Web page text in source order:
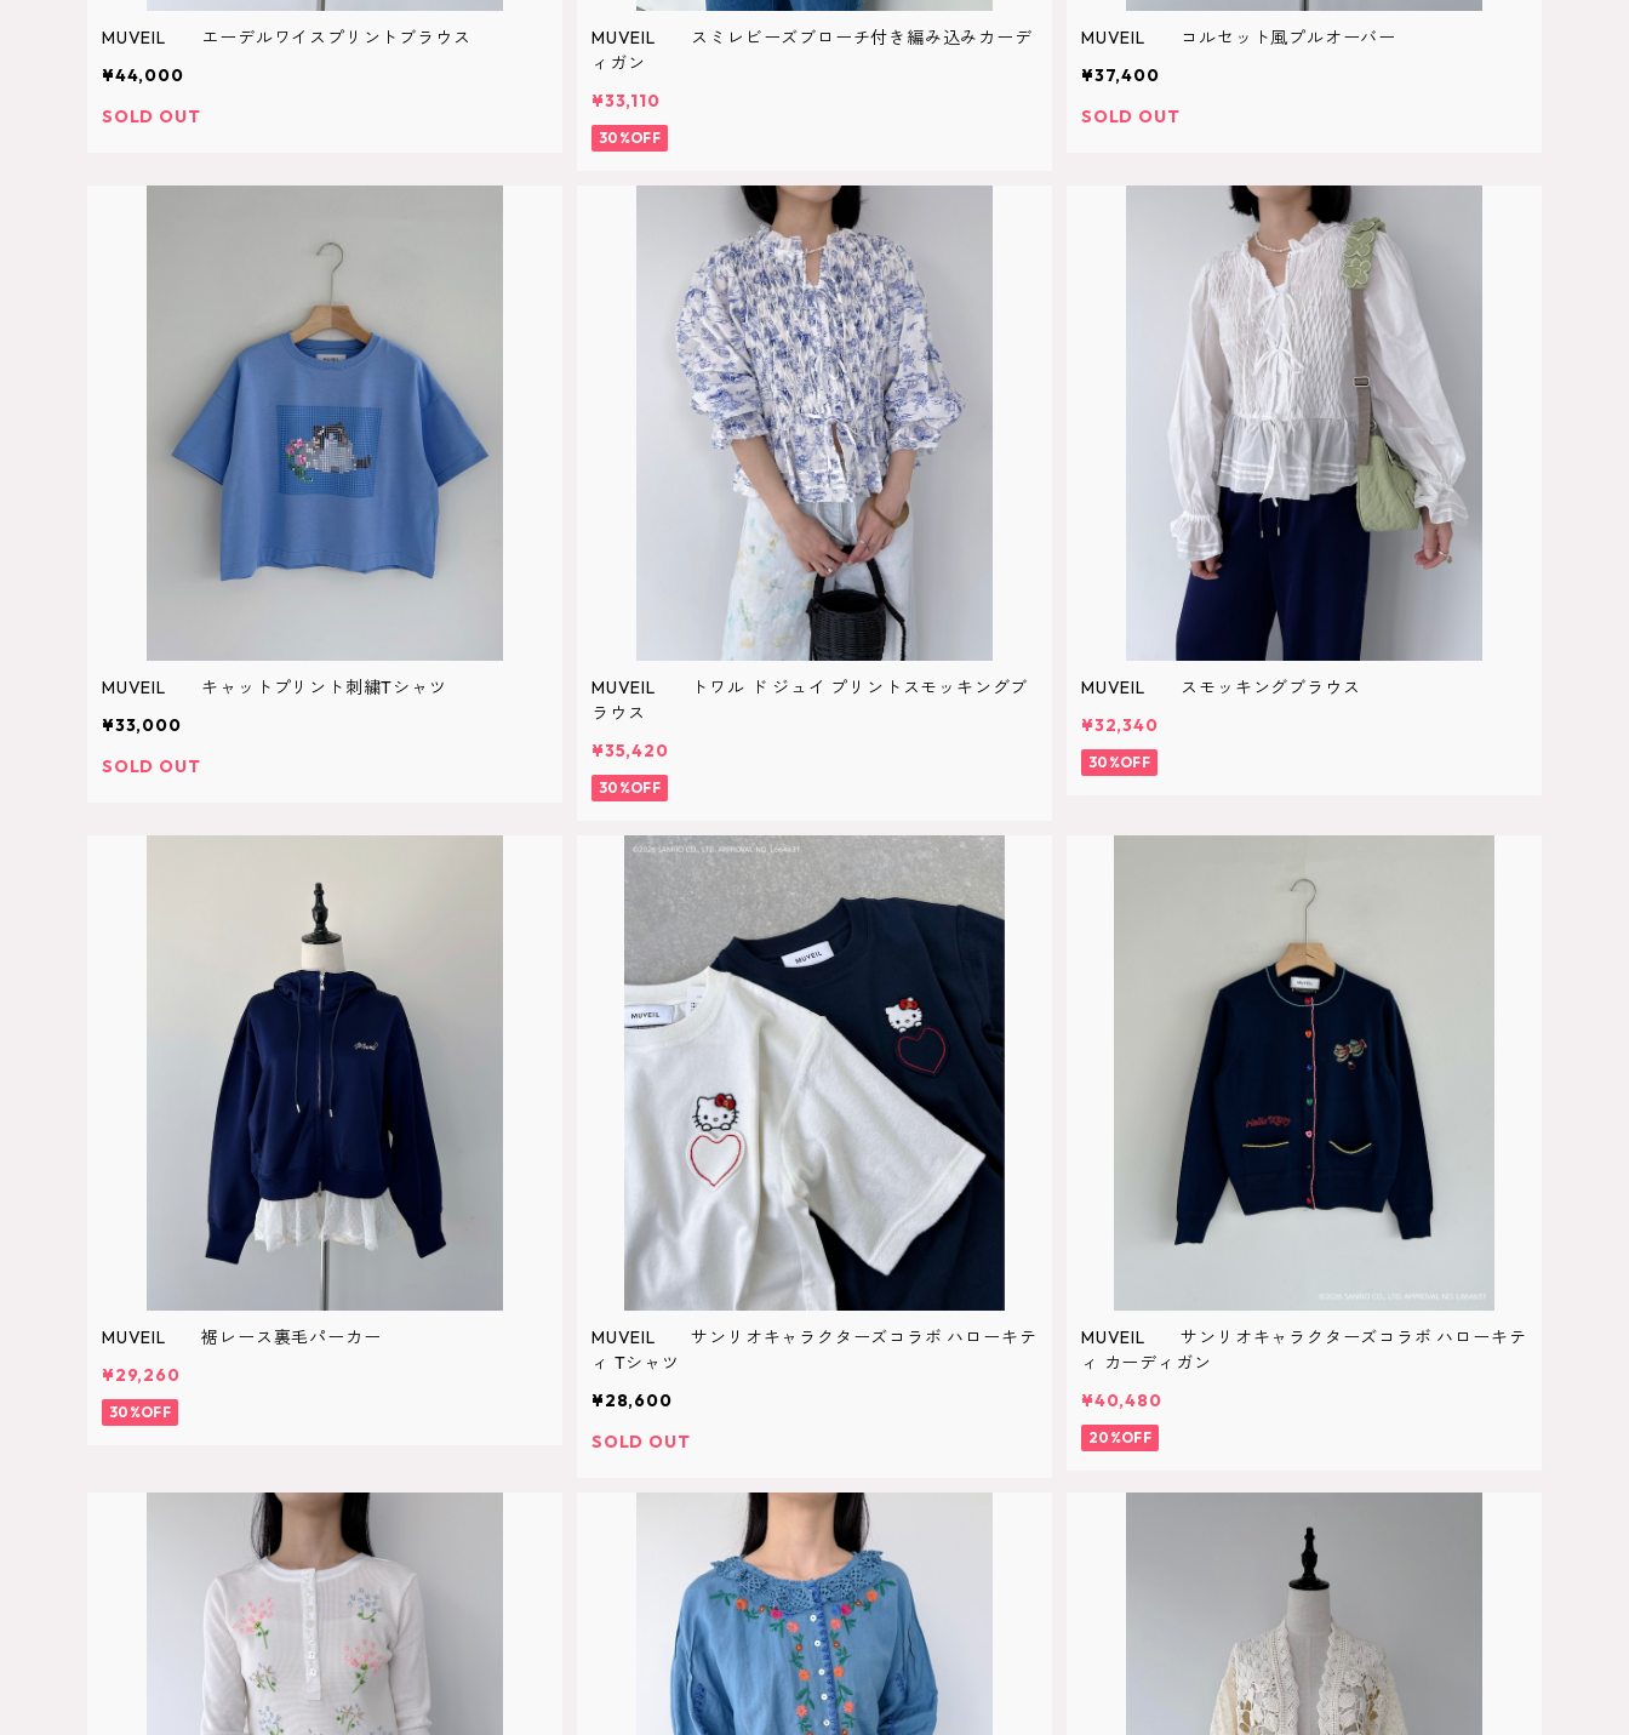
MUVEIL エーデルワイスプリントブラウス
¥44,000
SOLD OUT
MUVEIL スミレビーズブローチ付き編み込みカーデ
ィガン
¥33,110
30%OFF
MUVEIL コルセット風プルオーバー
¥37,400
SOLD OUT
MUVEIL キャットプリント刺繍Tシャツ
¥33,000
SOLD OUT
MUVEIL トワル ド ジュイ プリントスモッキングブ
ラウス
¥35,420
30%OFF
MUVEIL スモッキングブラウス
¥32,340
30%OFF
MUVEIL 裾レース裏毛パーカー
¥29,260
30%OFF
MUVEIL サンリオキャラクターズコラボ ハローキテ
ィ Tシャツ
¥28,600
SOLD OUT
MUVEIL サンリオキャラクターズコラボ ハローキテ
ィ カーディガン
¥40,480
20%OFF